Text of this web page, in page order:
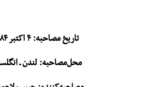
تاریخ مصاحبه: ۴ اکتبر ۱۹۸۴
محل‌مصاحبه: لندن ـ